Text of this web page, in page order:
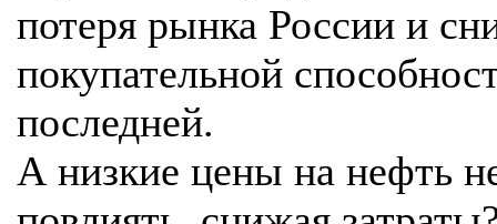
потеря рынка России и
покупательной
последней.
А низкие цены на нефть